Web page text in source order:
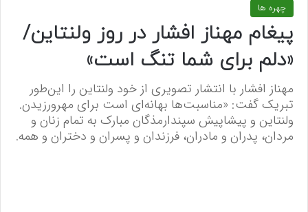
چهره ها
پیغام مهناز افشار در روز ولنتاین/
«دلم برای شما تنگ است»
مهناز افشار با انتشار تصویری از خود ولنتاین را این‌طور
تبریک گفت: «مناسبت‌ها بهانه‌ای است برای مهرورزیدن.
ولنتاین و پیشاپیش سپندارمذگان مبارک به تمام زنان و
مردان، پدران و مادران، فرزندان و پسران و دختران و همه.